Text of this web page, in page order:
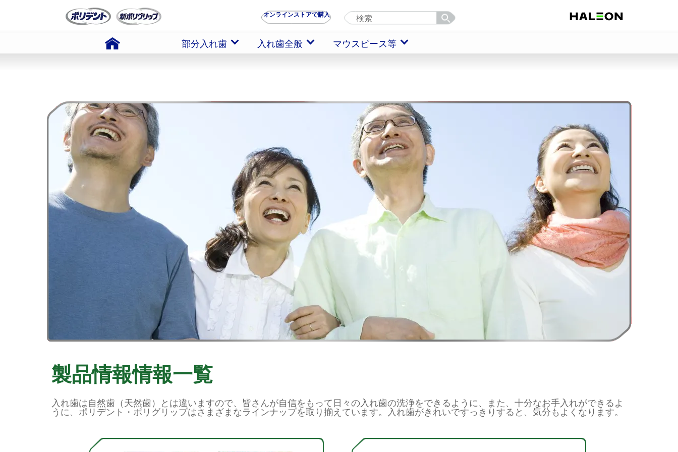
オンラインストアで購入
部分入れ歯 入れ歯全般 マウスピース等
製品情報情報一覧
入れ歯は自然歯（天然歯）とは違いますので、皆さんが自信をもって日々の入れ歯の洗浄をできるように、また、十分なお手入れができるよ
うに、ポリデント・ポリグリップはさまざまなラインナップを取り揃えています。入れ歯がきれいですっきりすると、気分もよくなります。